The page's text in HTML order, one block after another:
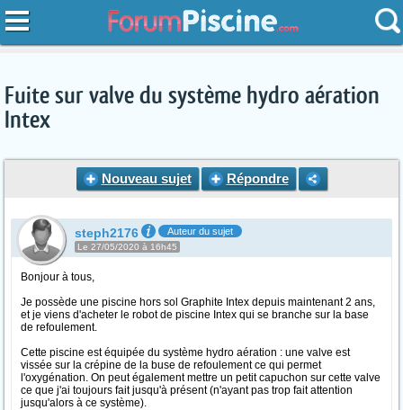
Fuite sur valve du système hydro aération
Intex
Nouveau sujet Répondre
steph2176 Auteur du sujet
Le 27/05/2020 à 16h45
Bonjour à tous,
Je possède une piscine hors sol Graphite Intex depuis maintenant 2 ans,
et je viens d'acheter le robot de piscine Intex qui se branche sur la base
de refoulement.
Cette piscine est équipée du système hydro aération : une valve est
vissée sur la crépine de la buse de refoulement ce qui permet
l'oxygénation. On peut également mettre un petit capuchon sur cette valve
ce que j'ai toujours fait jusqu'à présent (n'ayant pas trop fait attention
jusqu'alors à ce système).